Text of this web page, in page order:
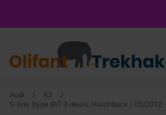
Audi
A3
S-line (type 8V) 3 deurs, Hatchback | 05/2012